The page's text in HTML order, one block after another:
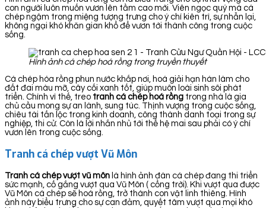
con người luôn muốn vươn lên tầm cao mới. Viên ngọc quý mà cá
chép ngậm trong miệng tượng trưng cho ý chí kiên trì, sự nhẫn lại,
không ngại khó khăn gian khổ để vươn tới thành công trong cuộc
sống.
Hình ảnh cá chép hoá rồng trong truyền thuyết
Cá chép hóa rồng phun nước khắp nơi, hoá giải hạn hán làm cho
đất đai màu mỡ, cây cối xanh tốt, giúp muôn loài sinh sôi phát
triển. Chính vì thế, treo tranh cá chép hoá rồng trong nhà là gia
chủ cầu mong sự an lành, sung túc. Thịnh vượng trong cuộc sống,
chiêu tài tấn lộc trong kinh doanh, công thành danh toại trong sự
nghiệp, thi cử. Còn là lời nhắn nhủ tới thế hệ mai sau phải có ý chí
vươn lên trong cuộc sống.
Tranh cá chép vượt Vũ Môn
Tranh cá chép vượt vũ môn là hình ảnh đàn cá chép đang thi triển
sức mạnh, cố gắng vượt qua Vũ Môn ( cổng trời). Khi vượt qua được
Vũ Môn cá chép sẽ hoá rồng, trở thành con vật linh thiêng. Hình
ảnh này biểu trưng cho sự can đảm, quyết tâm vượt qua mọi khó